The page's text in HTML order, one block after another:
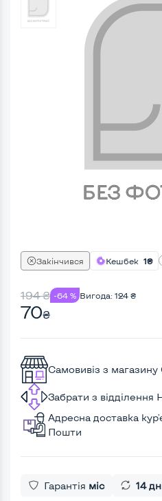
Закінчився Кешбек 1₴
194₴ -64 % Вигода: 124 ₴
70₴
Самовивіз з
Забрати з відділення
Адресна доставка
Пошти
Гарантія міс 14